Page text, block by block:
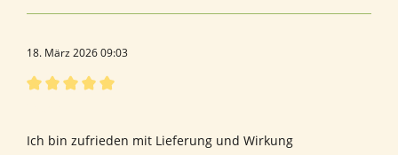
18. März 2026 09:03
Ich bin zufrieden mit Lieferung und Wirkung